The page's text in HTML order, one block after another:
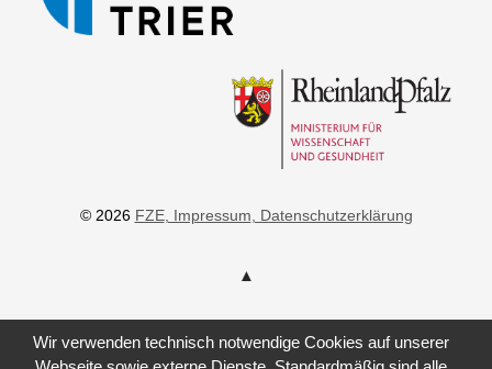
© 2026 FZE, Impressum, Datenschutzerklärung
Wir verwenden technisch notwendige Cookies auf unserer